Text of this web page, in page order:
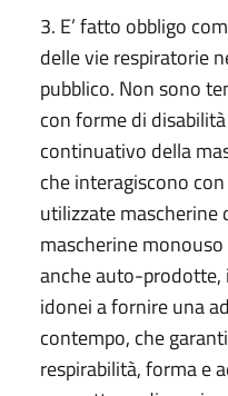
3. E’ fatto obbligo
delle vie respiratorie
pubblico. Non sono
con forme di
continuativo della
che interagiscono
utilizzate
mascherine
anche auto-
idonei a fornire una
contempo, che
respirabilità, forma e